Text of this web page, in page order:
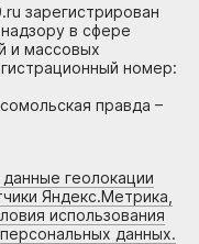
зарегистрирован
в сфере
и массовых
номер:
правда –
геолокации
Яндекс.Метрика,
использования
данных.